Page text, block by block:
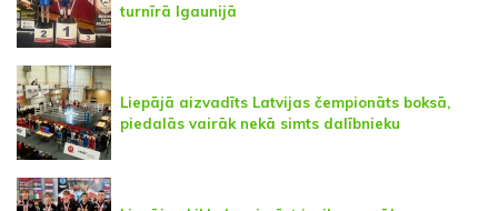
turnīrā Igaunijā
Liepājā aizvadīts Latvijas čempionāts boksā,
piedalās vairāk nekā simts dalībnieku